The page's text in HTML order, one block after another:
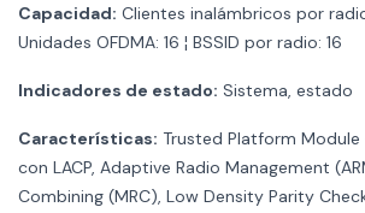
Capacidad: Clientes inalámbricos por
Unidades OFDMA: 16 ¦ BSSID por radio: 16
Indicadores de estado: Sistema, estado
Características: Trusted Platform
con LACP, Adaptive Radio Management
Combining (MRC), Low Density Parity